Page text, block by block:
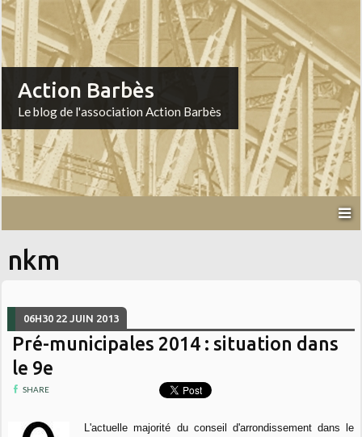
Action Barbès
Le blog de l'association Action Barbès
nkm
06H30 22 JUIN 2013
Pré-municipales 2014 : situation dans
le 9e
SHARE
L'actuelle majorité du conseil d'arrondissement dans le